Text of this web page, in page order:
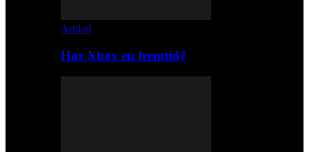
Artikel
Har Xbox en fremtid?